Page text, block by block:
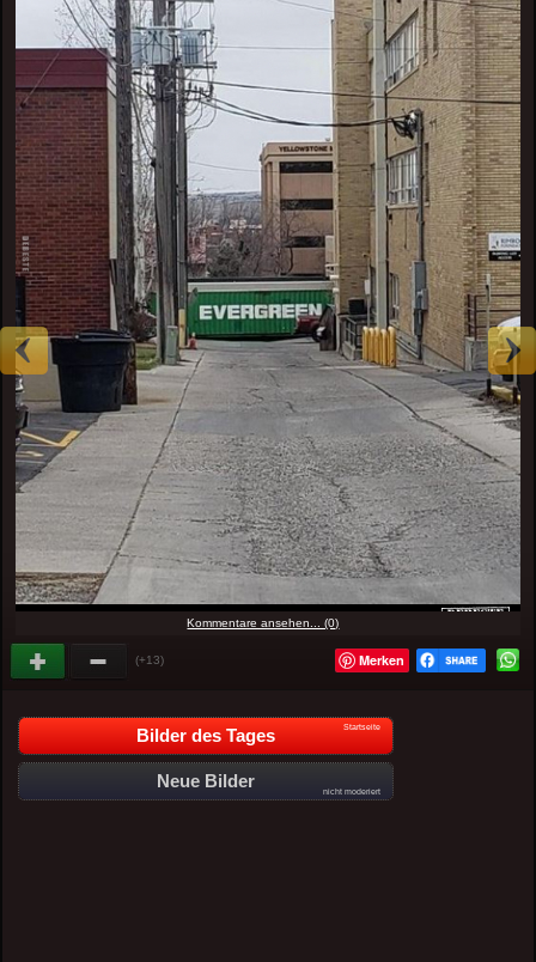
Kommentare ansehen... (0)
(+13) Merken
Bilder des Tages Startseite
Neue Bilder
nicht moderiert